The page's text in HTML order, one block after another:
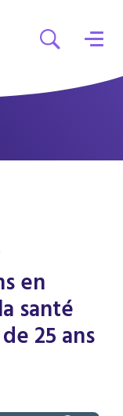
en
santé
25 ans